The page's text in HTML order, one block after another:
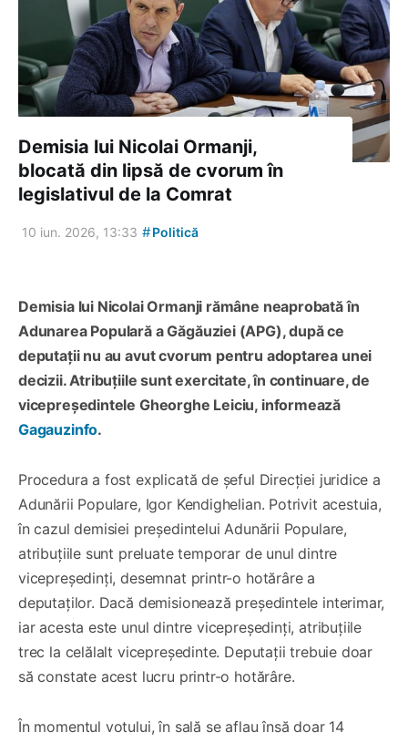
Demisia lui Nicolai Ormanji,
blocată din lipsă de cvorum în
legislativul de la Comrat
10 iun. 2026, 13:33 #Politică
Demisia lui Nicolai Ormanji rămâne neaprobată în
Adunarea Populară a Găgăuziei (APG), după ce
deputații nu au avut cvorum pentru adoptarea unei
decizii. Atribuțiile sunt exercitate, în continuare, de
vicepreședintele Gheorghe Leiciu, informează
Gagauzinfo.
Procedura a fost explicată de șeful Direcției juridice a
Adunării Populare, Igor Kendighelian. Potrivit acestuia,
în cazul demisiei președintelui Adunării Populare,
atribuțiile sunt preluate temporar de unul dintre
vicepreședinți, desemnat printr-o hotărâre a
deputaților. Dacă demisionează președintele interimar,
iar acesta este unul dintre vicepreședinți, atribuțiile
trec la celălalt vicepreședinte. Deputații trebuie doar
să constate acest lucru printr-o hotărâre.
În momentul votului, în sală se aflau însă doar 14